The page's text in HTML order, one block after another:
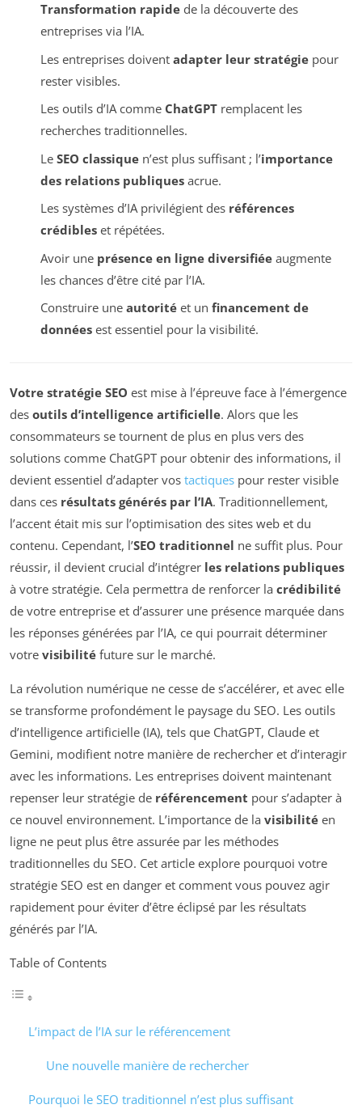
Transformation rapidede la découverte des
entreprises via l’IA.
Les entreprises doivent adapter leur stratégiepour
rester visibles.
Les outils d’IA comme ChatGPTremplacent les
recherches traditionnelles.
Le SEO classiquen’est plus suffisant ; l’importance
des relations publiquesacrue.
Les systèmes d’IA privilégient des références
crédibleset répétées.
Avoir une présence en ligne diversifiéeaugmente
les chances d’être cité par l’IA.
Construire une autoritéet un financement de
donnéesest essentiel pour la visibilité.
Votre stratégie SEO est mise à l’épreuve face à l’émergence
des outils d’intelligence artificielle. Alors que les
consommateurs se tournent de plus en plus vers des
solutions comme ChatGPT pour obtenir des informations, il
devient essentiel d’adapter vos tactiques pour rester visible
dans ces résultats générés par l’IA. Traditionnellement,
l’accent était mis sur l’optimisation des sites web et du
contenu. Cependant, l’SEO traditionnel ne suffit plus. Pour
réussir, il devient crucial d’intégrer les relations publiques
à votre stratégie. Cela permettra de renforcer la crédibilité
de votre entreprise et d’assurer une présence marquée dans
les réponses générées par l’IA, ce qui pourrait déterminer
votre visibilité future sur le marché.
La révolution numérique ne cesse de s’accélérer, et avec elle
se transforme profondément le paysage du SEO. Les outils
d’intelligence artificielle (IA), tels que ChatGPT, Claude et
Gemini, modifient notre manière de rechercher et d’interagir
avec les informations. Les entreprises doivent maintenant
repenser leur stratégie de référencement pour s’adapter à
ce nouvel environnement. L’importance de la visibilité en
ligne ne peut plus être assurée par les méthodes
traditionnelles du SEO. Cet article explore pourquoi votre
stratégie SEO est en danger et comment vous pouvez agir
rapidement pour éviter d’être éclipsé par les résultats
générés par l’IA.
Table of Contents
L’impact de l’IA sur le référencement
Une nouvelle manière de rechercher
Pourquoi le SEO traditionnel n’est plus suffisant